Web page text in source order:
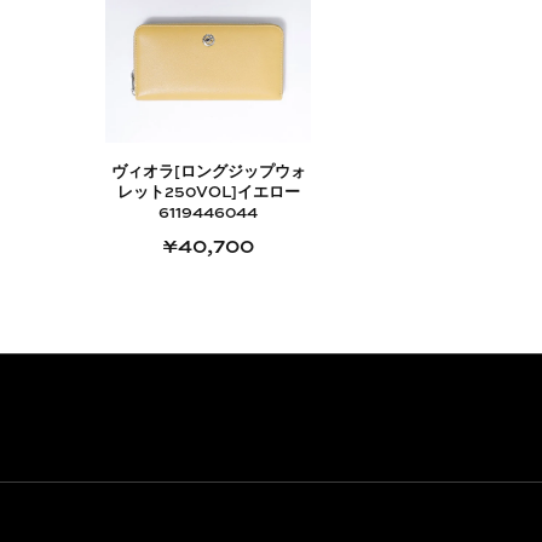
ヴィオラ[ロングジップウォ
レット250VOL]イエロー
6119446044
¥40,700